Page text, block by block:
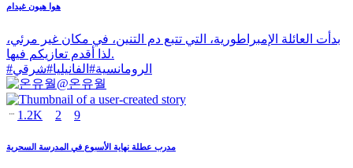
هوا هيون غيدام
بدأت العائلة الإمبراطورية، التي تتبع دم التنين، في مكان غير مرئي،
لذا أقدم تعازيكم فيها.
#
الرومانسية# الفانيليا#شرقي
@온유월
1.2K 2 9
مدرب عطلة نهاية الأسبوع في المدرسة السحرية